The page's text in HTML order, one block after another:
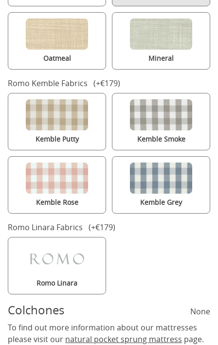
Oatmeal Mineral
Romo Kemble Fabrics (+€179)
Kemble Putty Kemble Smoke
Kemble Rose Kemble Grey
Romo Linara Fabrics (+€179)
Romo Linara
Colchones
None
To find out more information about our mattresses
please visit our natural pocket sprung mattress page.